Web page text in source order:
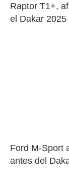
Raptor T1+,
el Dakar
Ford M-Sport
antes del